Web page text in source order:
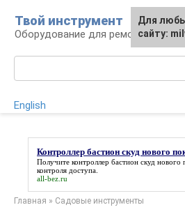
контенту
Твой инструмент
Оборудование для ремонтных
English
Контроллер бастион скуд нового
Получите контроллер бастион скуд нового
контроля доступа.
all-bez.ru
Главная » Садовые инструменты
Для
сайту: